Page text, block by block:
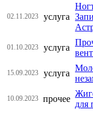
02.11.2023 услуга
01.10.2023 услуга
15.09.2023 услуга
10.09.2023 прочее
для